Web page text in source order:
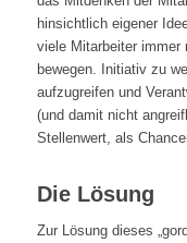
hinsichtlich eigener
viele Mitarbeiter immer
bewegen. Initiativ zu
aufzugreifen und
(und damit nicht
Stellenwert, als
Die Lösung
Zur Lösung dieses